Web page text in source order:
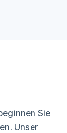
Sie
Unser